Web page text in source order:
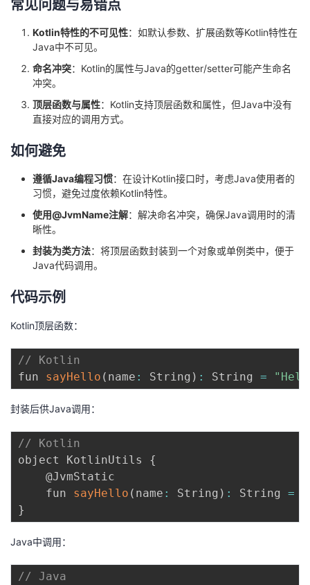
常见问题与易错点
Kotlin特性的不可见性：如默认参数、扩展函数等Kotlin特性在
Java中不可见。
命名冲突：Kotlin的属性与Java的getter/setter可能产生命名
冲突。
顶层函数与属性：Kotlin支持顶层函数和属性，但Java中没有
直接对应的调用方式。
如何避免
遵循Java编程习惯：在设计Kotlin接口时，考虑Java使用者的
习惯，避免过度依赖Kotlin特性。
使用@JvmName注解：解决命名冲突，确保Java调用时的清
晰性。
封装为类方法：将顶层函数封装到一个对象或单例类中，便于
Java代码调用。
代码示例
Kotlin顶层函数：
// Kotlin
fun sayHello ( name : String ) : String =
封装后供Java调用：
// Kotlin
object KotlinUtils {
    @JvmStatic
    fun
sayHello ( name : String ) : String =
}
Java中调用：
// Java